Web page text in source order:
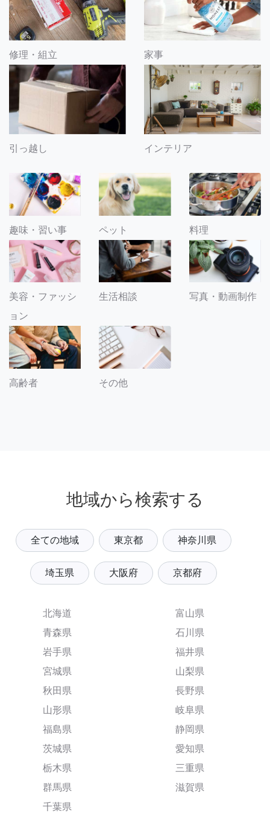
修理・組立 家事
引っ越し インテリア
趣味・習い事 ペット 料理
美容・ファッシ
ョン
生活相談 写真・動画制作
高齢者 その他
地域から検索する
全ての地域 東京都 神奈川県
埼玉県 大阪府 京都府
北海道
青森県
岩手県
宮城県
秋田県
山形県
福島県
茨城県
栃木県
群馬県
千葉県
富山県
石川県
福井県
山梨県
長野県
岐阜県
静岡県
愛知県
三重県
滋賀県